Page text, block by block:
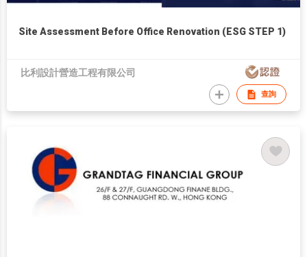
Site Assessment Before Office Renovation (ESG STEP 1)
比利設計營造工程有限公司
查詢